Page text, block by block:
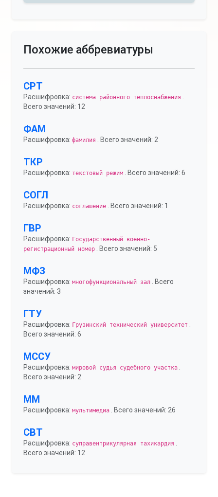
Похожие аббревиатуры
СРТ
Расшифровка: система районного теплоснабжения
Всего значений: 12
ФАМ
Расшифровка: фамилия . Всего значений: 2
ТКР
Расшифровка: текстовый режим . Всего значений: 6
СОГЛ
Расшифровка: соглашение . Всего значений: 1
ГВР
Расшифровка: Государственный военно-
регистрационный номер . Всего значений: 5
МФЗ
Расшифровка: многофункциональный зал . Всего
значений: 3
ГТУ
Расшифровка: Грузинский технический университет
Всего значений: 6
МССУ
Расшифровка: мировой судья судебного участка
Всего значений: 2
ММ
Расшифровка: мультимедиа . Всего значений: 26
СВТ
Расшифровка: суправентрикулярная тахикардия
Всего значений: 12